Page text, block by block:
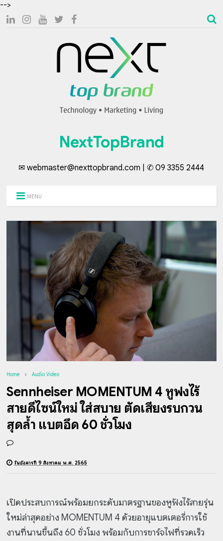
-->
NextTopBrand
✉ webmaster@nexttopbrand.com | ✆ 09 3355 2444
MENU
Home Audio Video
Sennheiser MOMENTUM 4 หูฟังไร้
สายดีไซน์ใหม่ ใส่สบาย ตัดเสียงรบกวน
สุดล้ำ แบตอึด 60 ชั่วโมง
วันอังคารที่ 9 สิงหาคม พ.ศ. 2565
เปิดประสบการณ์พร้อมยกระดับมาตรฐานของหูฟังไร้สายรุ่น
ใหม่ล่าสุดอย่าง MOMENTUM 4 ด้วยอายุแบตเตอรี่การใช้
งานที่นานขึ้นถึง 60 ชั่วโมง พร้อมกับการชาร์จไฟที่รวดเร็ว